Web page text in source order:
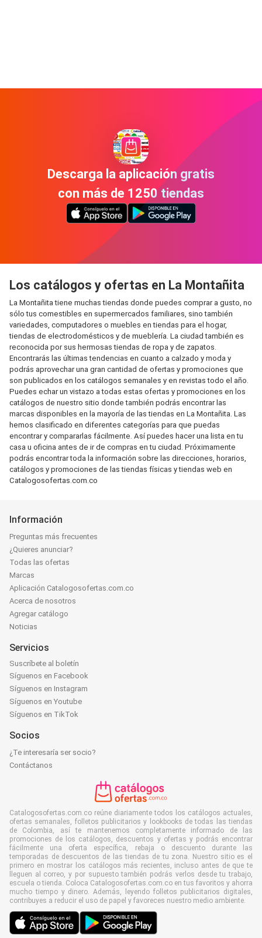
Descarga la aplicación gratis
con más de 1250 tiendas
Los catálogos y ofertas en La Montañita
La Montañita tiene muchas tiendas donde puedes comprar a gusto, no
sólo tus comestibles en supermercados familiares, sino también
variedades, computadores o muebles en tiendas para el hogar,
tiendas de electrodomésticos y de mueblería. La ciudad también es
reconocida por sus hermosas tiendas de ropa y de zapatos.
Encontrarás las últimas tendencias en cuanto a calzado y moda y
podrás aprovechar una gran cantidad de ofertas y promociones que
son publicados en los catálogos semanales y en revistas todo el año.
Puedes echar un vistazo a todas estas ofertas y promociones en los
catálogos de nuestro sitio donde también podrás encontrar las
marcas disponibles en la mayoría de las tiendas en La Montañita. Las
hemos clasificado en diferentes categorías para que puedas
encontrar y compararlas fácilmente. Así puedes hacer una lista en tu
casa u oficina antes de ir de compras en tu ciudad. Próximamente
podrás encontrar toda la información sobre las direcciones, horarios,
catálogos y promociones de las tiendas físicas y tiendas web en
Catalogosofertas.com.co
Información
Preguntas más frecuentes
¿Quieres anunciar?
Todas las ofertas
Marcas
Aplicación Catalogosofertas.com.co
Acerca de nosotros
Agregar catálogo
Noticias
Servicios
Suscríbete al boletín
Síguenos en Facebook
Síguenos en Instagram
Síguenos en Youtube
Síguenos en TikTok
Socios
¿Te interesaría ser socio?
Contáctanos
Catalogosofertas.com.co reúne diariamente todos los catálogos actuales,
ofertas semanales, folletos publicitarios y lookbooks de todas las tiendas
de Colombia, así te mantenemos completamente informado de las
promociones de los catálogos, descuentos y ofertas y podrás encontrar
fácilmente una oferta específica, rebaja o descuento durante las
temporadas de descuentos de las tiendas de tu zona. Nuestro sitio es el
primero en mostrar los catálogos más recientes, incluso antes de que te
lleguen al correo, y por supuesto también podrás verlos desde tu trabajo,
escuela o tienda. Coloca Catalogosofertas.com.co en tus favoritos y ahorra
mucho tiempo y dinero. Además, leyendo folletos publicitarios digitales,
contribuyes a reducir el uso de papel y favoreces nuestro medio ambiente.